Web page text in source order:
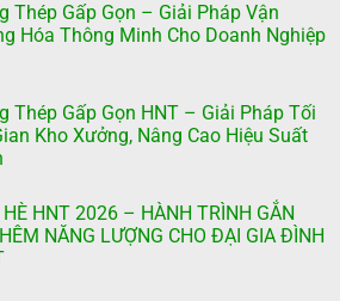
Thép Gấp Gọn – Giải Pháp Vận
Hóa Thông Minh Cho Doanh Nghiệp
Thép Gấp Gọn HNT – Giải Pháp Tối
Kho Xưởng, Nâng Cao Hiệu Suất
HÈ HNT 2026 – HÀNH TRÌNH GẮN
NĂNG LƯỢNG CHO ĐẠI GIA ĐÌNH